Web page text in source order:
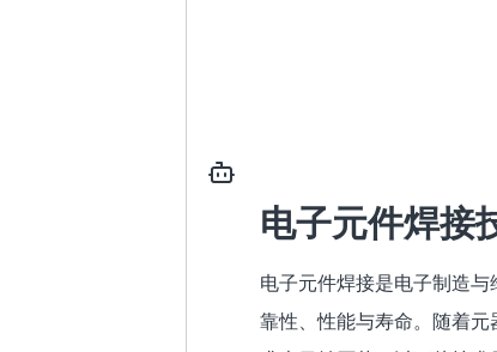
电子元件焊接
电子元件焊接是电子制造
靠性、性能与寿命。随着